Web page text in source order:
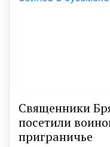
Священники
посетили
приграничье